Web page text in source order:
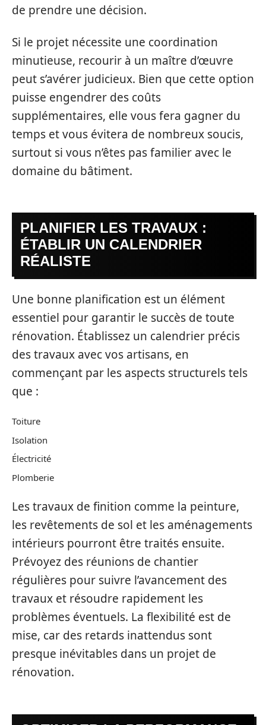
de prendre une décision.
Si le projet nécessite une coordination
minutieuse, recourir à un maître d’œuvre
peut s’avérer judicieux. Bien que cette option
puisse engendrer des coûts
supplémentaires, elle vous fera gagner du
temps et vous évitera de nombreux soucis,
surtout si vous n’êtes pas familier avec le
domaine du bâtiment.
PLANIFIER LES TRAVAUX :
ÉTABLIR UN CALENDRIER
RÉALISTE
Une bonne planification est un élément
essentiel pour garantir le succès de toute
rénovation. Établissez un calendrier précis
des travaux avec vos artisans, en
commençant par les aspects structurels tels
que :
Toiture
Isolation
Électricité
Plomberie
Les travaux de finition comme la peinture,
les revêtements de sol et les aménagements
intérieurs pourront être traités ensuite.
Prévoyez des réunions de chantier
régulières pour suivre l’avancement des
travaux et résoudre rapidement les
problèmes éventuels. La flexibilité est de
mise, car des retards inattendus sont
presque inévitables dans un projet de
rénovation.